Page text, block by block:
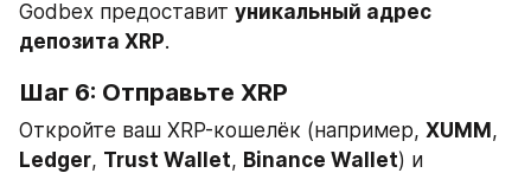
Godbex предоставит уникальный адрес
депозита XRP.
Шаг 6: Отправьте XRP
Откройте ваш XRP-кошелёк (например, XUMM
Ledger, Trust Wallet, Binance Wallet) и